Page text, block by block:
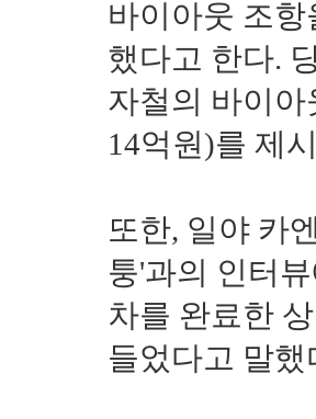
바이아웃 조
했다고 한다.
자철의 바이
14억원)를 제
또한, 일야 카
퉁'과의 인터
차를 완료한
들었다고 말했